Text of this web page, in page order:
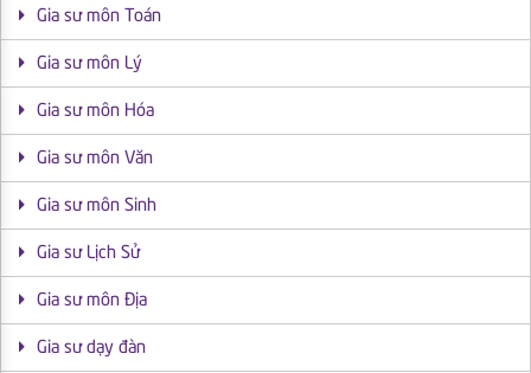
Gia sư môn Toán
Gia sư môn Lý
Gia sư môn Hóa
Gia sư môn Văn
Gia sư môn Sinh
Gia sư Lịch Sử
Gia sư môn Địa
Gia sư dạy đàn